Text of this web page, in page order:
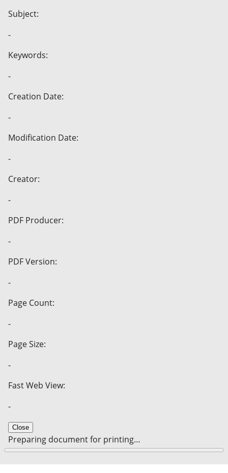
Subject:
-
Keywords:
-
Creation Date:
-
Modification Date:
-
Creator:
-
PDF Producer:
-
PDF Version:
-
Page Count:
-
Page Size:
-
Fast Web View:
-
Close
Preparing document for printing…